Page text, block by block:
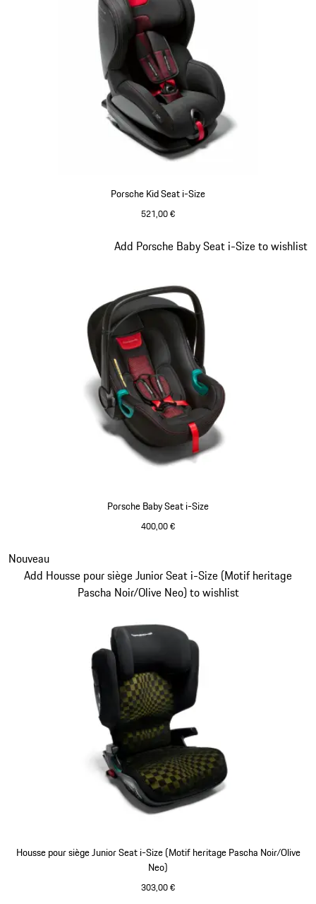
Porsche Kid Seat i-Size
521,00 €
Porsche Baby Seat i-Size
400,00 €
Add Porsche Baby Seat i-Size to wishlist
Housse pour siège Junior Seat i-Size (Motif heritage Pascha Noir/Olive
Neo)
303,00 €
Nouveau
Add Housse pour siège Junior Seat i-Size (Motif heritage
Pascha Noir/Olive Neo) to wishlist
Diapositive 6 sur 7